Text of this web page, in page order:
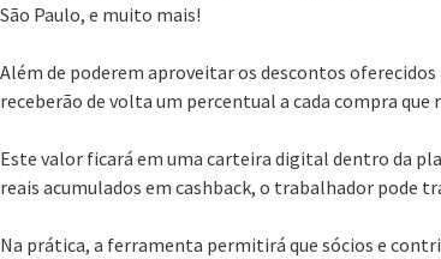
São Paulo, e muito mais!
Além de poderem aproveitar os descontos
receberão de volta um percentual a cada compra
Este valor ficará em uma carteira digital dentro da
reais acumulados em cashback, o trabalhador pode
Na prática, a ferramenta permitirá que sócios e